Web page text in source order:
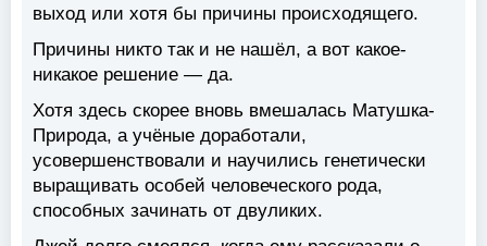
выход или хотя бы причины происходящего.
Причины никто так и не нашёл, а вот какое-
никакое решение — да.
Хотя здесь скорее вновь вмешалась Матушка-
Природа, а учёные доработали,
усовершенствовали и научились генетически
выращивать особей человеческого рода,
способных зачинать от двуликих.